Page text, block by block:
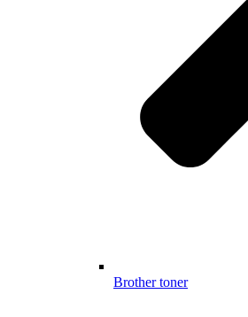
Brother toner